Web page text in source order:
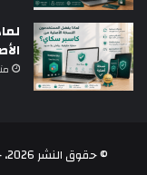
منذ
© حقوق النشر 2026، جميع الحقوق محفوظة |